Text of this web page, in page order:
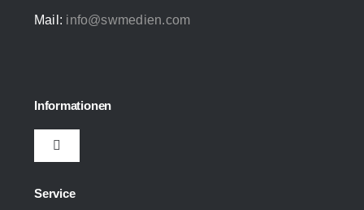
Mail: info@swmedien.com
Informationen
Toggle
Navigation
Impressum
Service